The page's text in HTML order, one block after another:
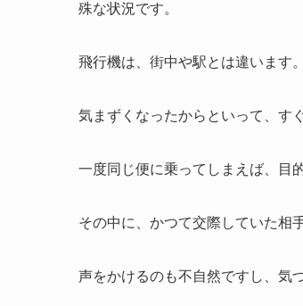
殊な状況です。
飛行機は、街中や駅とは違います。
気まずくなったからといって、す
一度同じ便に乗ってしまえば、目
その中に、かつて交際していた相
声をかけるのも不自然ですし、気